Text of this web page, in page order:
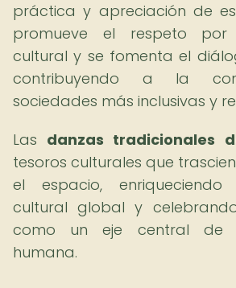
práctica y apreciación de
promueve el respeto por
cultural y se fomenta el
contribuyendo a la
sociedades más inclusivas y
Las danzas tradicionales
tesoros culturales que
el espacio,
cultural global y
como un eje central de
humana.